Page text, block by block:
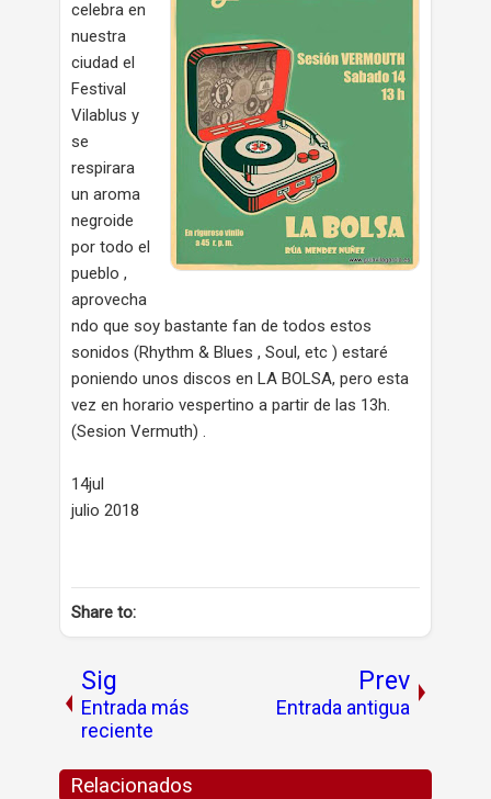
celebra en
nuestra
ciudad el
Festival
Vilablus y
se
respirara
un aroma
negroide
por todo el
pueblo ,
aprovecha
ndo que soy bastante fan de todos estos
sonidos (Rhythm & Blues , Soul, etc ) estaré
poniendo unos discos en LA BOLSA, pero esta
vez en horario vespertino a partir de las 13h.
(Sesion Vermuth) .
14jul
julio 2018
Share to:
Sig
Entrada más
reciente
Prev
Entrada antigua
Relacionados